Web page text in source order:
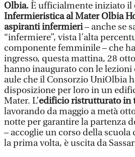
Olbia.È ufficialmente iniziato il
Infermieristica al Mater Olbia
aspiranti infermieri– anche se
“infermiere”, vista l’alta
componente femminile – che
ingresso, questa mattina, 28
hanno inaugurato con le lezioni
aule che il Consorzio UniOlbia
disposizione per loro in un
Mater. L’edificio ristrutturato in
lavorando da maggio a metà
notte per garantire la partenza
– accoglie un corso della
la prima volta, è uscita da